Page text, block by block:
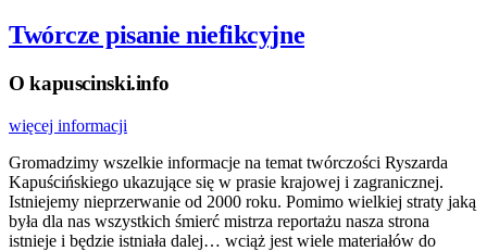
Twórcze pisanie niefikcyjne
O kapuscinski.info
więcej informacji
Gromadzimy wszelkie informacje na temat twórczości Ryszarda
Kapuścińskiego ukazujące się w prasie krajowej i zagranicznej.
Istniejemy nieprzerwanie od 2000 roku. Pomimo wielkiej straty jaką
była dla nas wszystkich śmierć mistrza reportażu nasza strona
istnieje i będzie istniała dalej… wciąż jest wiele materiałów do